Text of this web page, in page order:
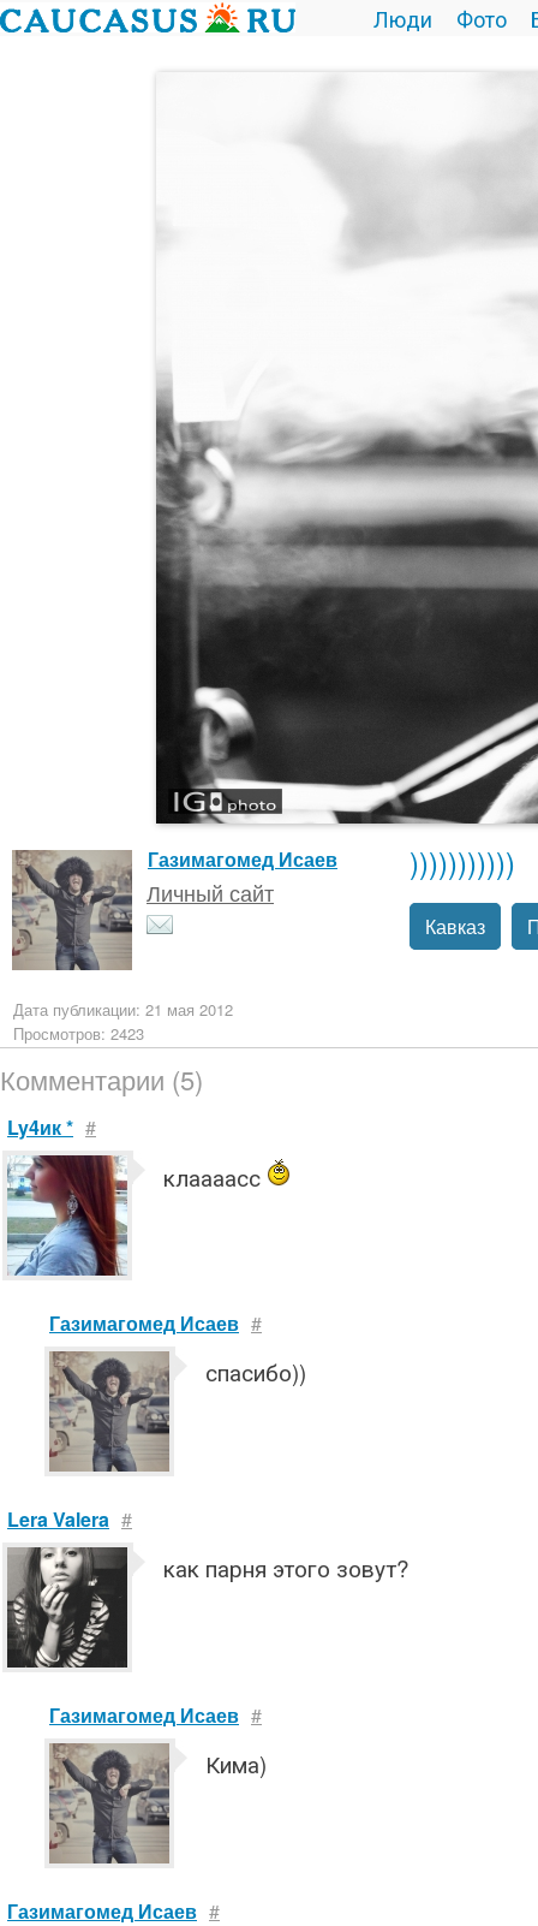
Люди Фото
Газимагомед Исаев
Личный сайт
)))))))))))
Кавказ
Дата публикации: 21 мая 2012
Просмотров: 2423
Комментарии (5)
Ly4ик * #
клаааасс
Газимагомед Исаев #
спасибо))
Lera Valera #
как парня этого зовут?
Газимагомед Исаев #
Кима)
Газимагомед Исаев #